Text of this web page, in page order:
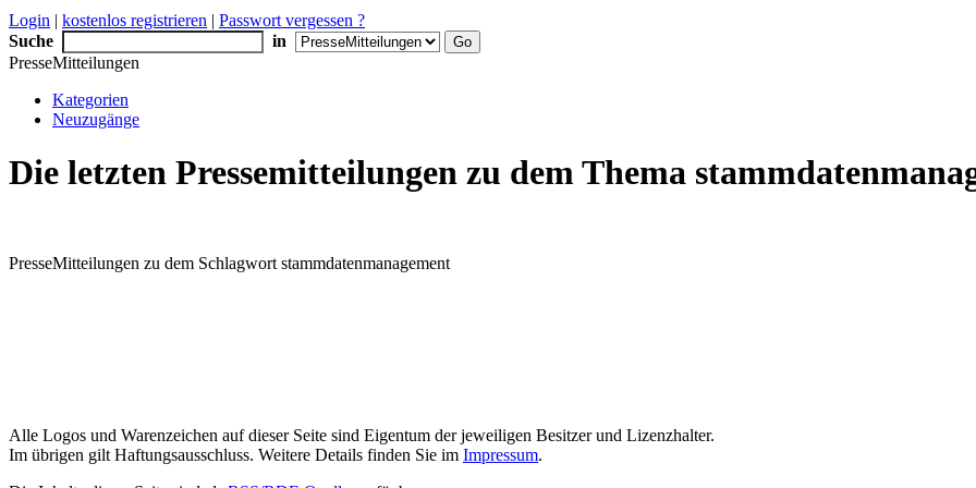
Login | kostenlos registrieren | Passwort vergessen ?
Suche
in
PresseMitteilungen
Kategorien
Neuzugänge
Die letzten Pressemitteilungen zu dem Thema
PresseMitteilungen zu dem Schlagwort stammdatenmanagement
Alle Logos und Warenzeichen auf dieser Seite sind Eigentum der jeweiligen Besitzer und Lizenzhalter.
Im übrigen gilt Haftungsausschluss. Weitere Details finden Sie im Impressum.